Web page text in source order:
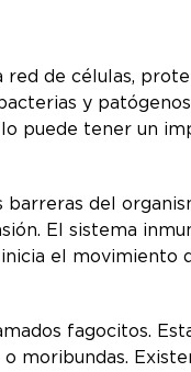
de células,
y
puede tener un
del
El sistema
el
fagocitos.
moribundas.